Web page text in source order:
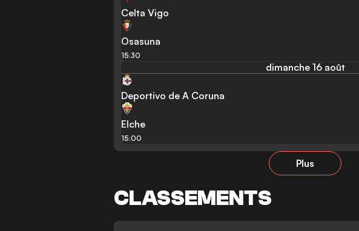
Celta Vigo
Osasuna
15:30
dimanche 16 août
Deportivo de A Coruna
Elche
15:00
Plus
CLASSEMENTS